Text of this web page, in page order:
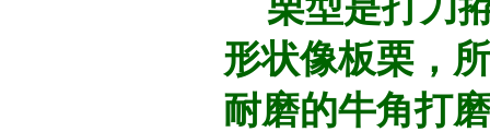
形状像板栗，
耐磨的牛角打